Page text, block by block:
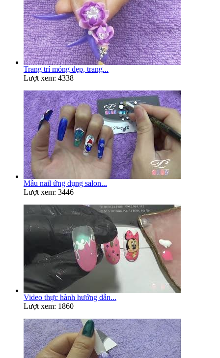
Trang trí móng đẹp, trang...
Lượt xem: 4338
Mẫu nail ứng dụng salon...
Lượt xem: 3446
Video thực hành hướng dẫn...
Lượt xem: 1860